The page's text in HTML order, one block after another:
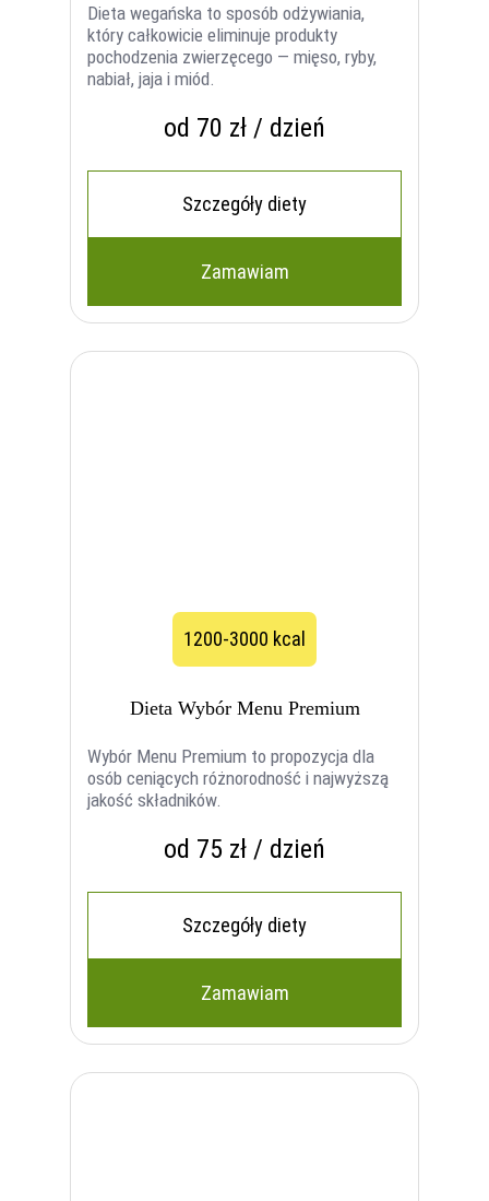
Dieta wegańska to sposób odżywiania,
który całkowicie eliminuje produkty
pochodzenia zwierzęcego — mięso, ryby,
nabiał, jaja i miód.
od 70 zł / dzień
Szczegóły diety
Zamawiam
1200-3000 kcal
Dieta Wybór Menu Premium
Wybór Menu Premium to propozycja dla
osób ceniących różnorodność i najwyższą
jakość składników.
od 75 zł / dzień
Szczegóły diety
Zamawiam